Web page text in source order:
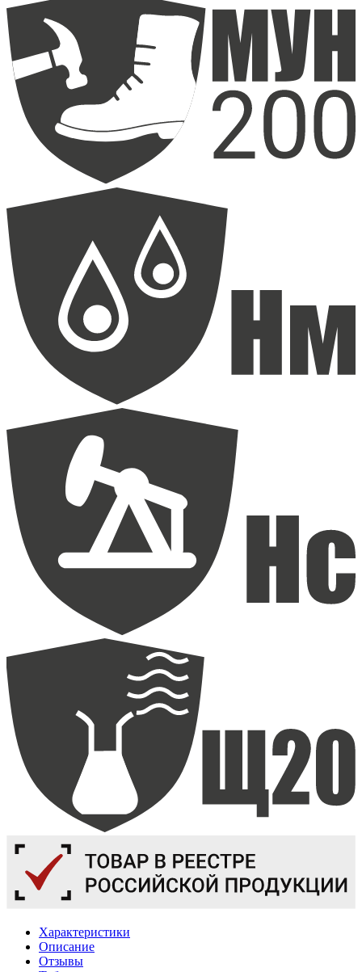
Характеристики
Описание
Отзывы